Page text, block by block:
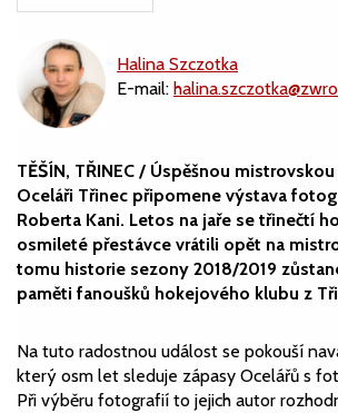
Halina Szczotka
E-mail:
TĚŠÍN, TŘINEC / Úspěšnou
Oceláři Třinec připomene výstava
Roberta Kani. Letos na jaře se třinečtí
osmileté přestávce vrátili opět na
tomu historie sezony 2018/2019
paměti fanoušků hokejového klubu z
Na tuto radostnou událost se pokouší
který osm let sleduje zápasy Ocelářů s
Při výběru fotografií to jejich autor